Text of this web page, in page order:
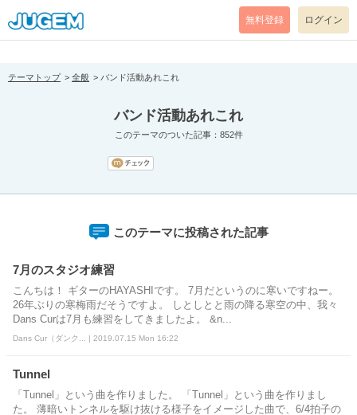
[pear_error: message="Success" code=0 mode=return level=notice
prefix="" info=""]
無料登録 ログイン
テーマトップ 全般 バンド活動あれこれ
バンド活動あれこれ
このテーマのついた記事：852件
このテーマに投稿された記事
7月のスタジオ練習
こんちは！ ギターのHAYASHIです。 7月だというのに寒いですねー。
26年ぶりの寒梅雨だそうですよ。 しとしとと雨の降る寒空の中、我々
Dans Curは7月も練習をしてきましたよ。 &n...
Dans Cur（ダンク... | 2019.07.15 Mon 16:22
Tunnel
「Tunnel」という曲を作りました。 「Tunnel」という曲を作りまし
た。 薄暗いトンネルを駆け抜ける様子をイメージした曲で、6/4拍子の